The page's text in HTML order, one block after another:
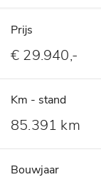
Prijs
€ 29.940,-
Km - stand
85.391 km
Bouwjaar